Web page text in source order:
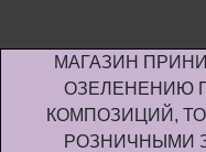
МАГАЗИН
ОЗЕЛЕНЕНИЮ
КОМПОЗИЦИЙ,
РОЗНИЧНЫМИ